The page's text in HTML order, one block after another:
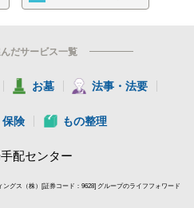
だサービス一覧
お墓 法事・法要
保険 もの整理
配センター
グス（株）[証券コード：9628] グループのライフフォワード